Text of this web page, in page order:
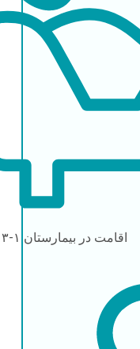
اقامت در بیمارستان ۱-۳ روز